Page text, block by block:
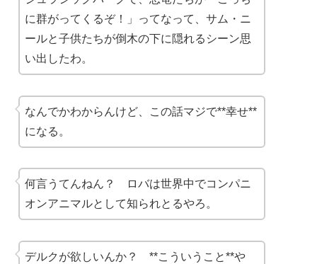
に群がってくるぞ！」ってなって、サム・ニ
ールと子供たちが倒木の下に隠れるシーン思
い出したわ。
なんでかわからんけど、この話マジで**幸せ**
になる。
何言うてんねん？ ロバは世界中でコンパニ
オンアニマルとして知られとるやろ。
デルクが欲しいんか？ **こういうこと**や